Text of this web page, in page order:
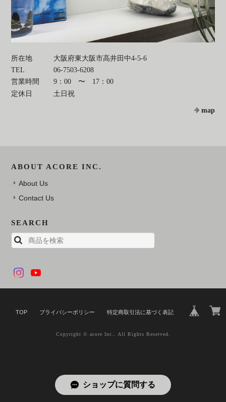
所在地
大阪府東大阪市高井田中4-5-6
TEL
06-7503-6208
営業時間
9：00 〜 17：00
定休日
土日祝
map
ABOUT ACORE INC.
About Us
Contact Us
SEARCH
TOP プライバシーポリシー 特定商取引法に基づく表記
Copyright © acore Inc.. All Rights Reserved.
ショップに質問する